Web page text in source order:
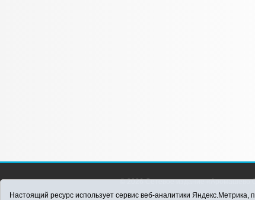
© 2026 Сетевое издание «Аромашево
района. Для детей старше 16 лет.
Настоящий ресурс использует сервис веб-аналитики